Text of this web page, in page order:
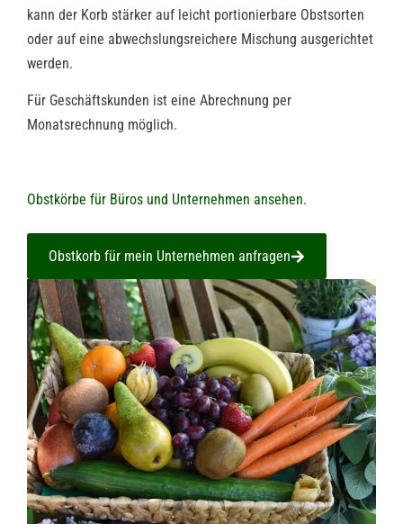
kann der Korb stärker auf leicht portionierbare Obstsorten
oder auf eine abwechslungsreichere Mischung ausgerichtet
werden.
Für Geschäftskunden ist eine Abrechnung per
Monatsrechnung möglich.
Obstkörbe für Büros und Unternehmen ansehen.
Obstkorb für mein Unternehmen anfragen